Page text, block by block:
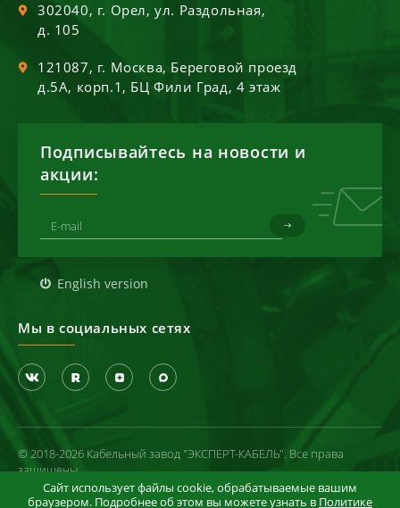
302040, г. Орел,ул. Раздольная,
д. 105
121087, г. Москва, Береговой проезд
д.5А, корп.1, БЦ Фили Град, 4 этаж
Подписывайтесь на новости и
акции:
English version
Мы в социальных сетях
© 2018-2026 Кабельный завод "ЭКСПЕРТ-КАБЕЛЬ". Все права
защищены
Политика конфиденциальности
Сайт использует файлы cookie, обрабатываемые вашим
браузером. Подробнее об этом вы можете узнать в Политике